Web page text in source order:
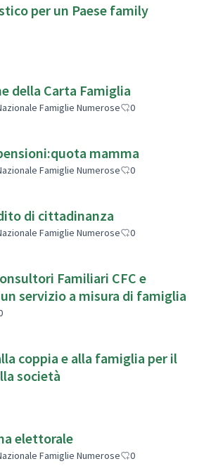
per un Paese family
della Carta Famiglia
Famiglie Numerose 0
mamma
Famiglie Numerose 0
di cittadinanza
Famiglie Numerose 0
Familiari CFC e
un servizio a misura di famiglia
coppia e alla famiglia per il
società
elettorale
Famiglie Numerose 0